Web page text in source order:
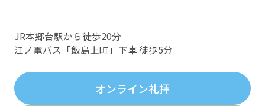
JR本郷台駅から徒歩20分
江ノ電バス「飯島上町」下車 徒歩5分
オンライン礼拝